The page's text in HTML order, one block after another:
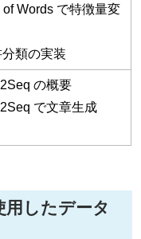
of Words で特徴量変
分類の実装
の概要
で文章生成
したデータ